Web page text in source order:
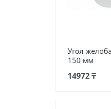
Угол
150 мм
14972 ₸